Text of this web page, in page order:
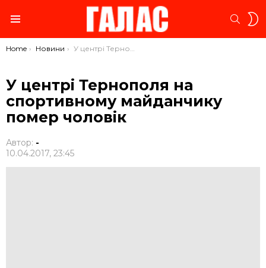
You are here:
Home Новини У центрі Тернополя на спортивному майданчику помер чоловік
У центрі Тернополя на
спортивному майданчику
помер чоловік
Автор: -
10.04.2017, 23:45